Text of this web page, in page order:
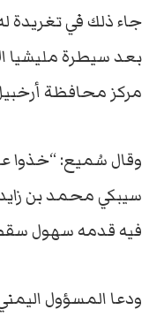
جاء ذلك في تغريدة
بعد سيطرة مليشيا
مركز محافظة
وقال سُميع: “خذوا
سيبكي محمد بن
فيه قدمه سهول
ودعا المسؤول